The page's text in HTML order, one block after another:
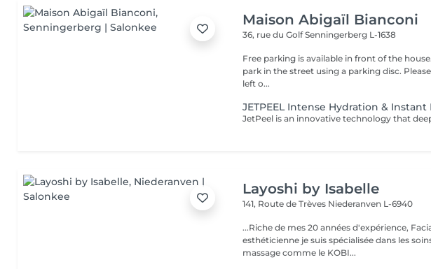
Maison Abigaïl Bianconi
36, rue du GolfSenningerberg L-1638
Free parking is available in front of the
park in the street using a parking disc.
left o...
JETPEEL Intense Hydration & Instant
Layoshi by Isabelle
141, Route de Trèves Niederanven L-6940
...Riche de mes 20 années d'expérience,
esthéticienne je suis spécialisée dans les
massage comme le KOBI...